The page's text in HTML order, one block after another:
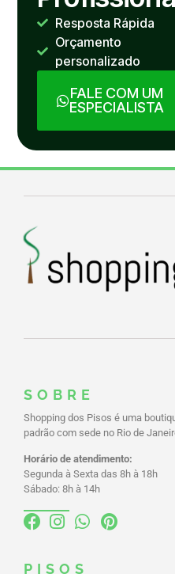
Resposta Rápida
Orçamento
personalizado
FALE COM UM
ESPECIALISTA
SOBRE
Shopping dos Pisos é uma
padrão com sede no Rio de
Horário de atendimento:
Segunda à Sexta das 8h à 18h
Sábado: 8h à 14h
PISOS